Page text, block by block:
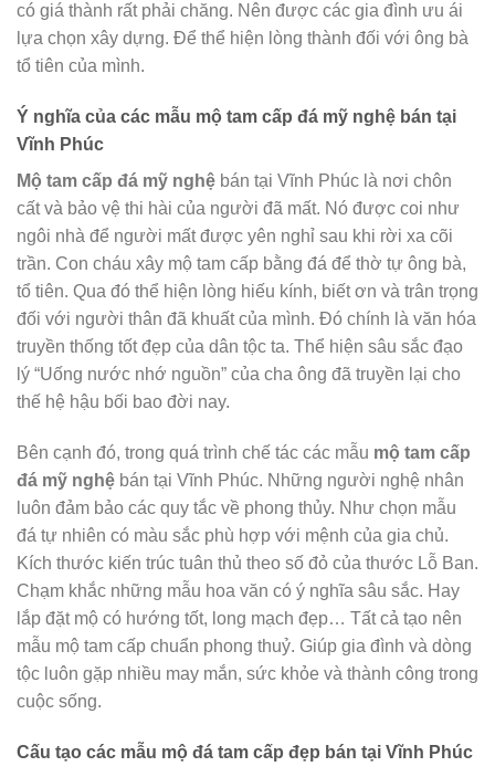
có giá thành rất phải chăng. Nên được các gia đình ưu ái
lựa chọn xây dựng. Để thể hiện lòng thành đối với ông bà
tổ tiên của mình.
Ý nghĩa của các mẫu mộ tam cấp đá mỹ nghệ bán tại
Vĩnh Phúc
Mộ tam cấp đá mỹ nghệ bán tại Vĩnh Phúc là nơi chôn
cất và bảo vệ thi hài của người đã mất. Nó được coi như
ngôi nhà để người mất được yên nghỉ sau khi rời xa cõi
trần. Con cháu xây mộ tam cấp bằng đá để thờ tự ông bà,
tổ tiên. Qua đó thể hiện lòng hiếu kính, biết ơn và trân trọng
đối với người thân đã khuất của mình. Đó chính là văn hóa
truyền thống tốt đẹp của dân tộc ta. Thể hiện sâu sắc đạo
lý “Uống nước nhớ nguồn” của cha ông đã truyền lại cho
thế hệ hậu bối bao đời nay.
Bên cạnh đó, trong quá trình chế tác các mẫu mộ tam cấp
đá mỹ nghệ bán tại Vĩnh Phúc. Những người nghệ nhân
luôn đảm bảo các quy tắc về phong thủy. Như chọn mẫu
đá tự nhiên có màu sắc phù hợp với mệnh của gia chủ.
Kích thước kiến trúc tuân thủ theo số đỏ của thước Lỗ Ban.
Chạm khắc những mẫu hoa văn có ý nghĩa sâu sắc. Hay
lắp đặt mộ có hướng tốt, long mạch đẹp… Tất cả tạo nên
mẫu mộ tam cấp chuẩn phong thuỷ. Giúp gia đình và dòng
tộc luôn gặp nhiều may mắn, sức khỏe và thành công trong
cuộc sống.
Cấu tạo các mẫu mộ đá tam cấp đẹp bán tại Vĩnh Phúc